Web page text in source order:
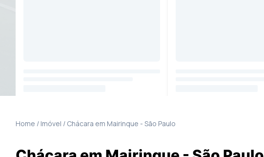
Home / Imóvel / Chácara em Mairinque - São Paulo